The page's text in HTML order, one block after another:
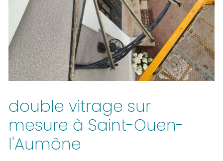
double vitrage sur
mesure à Saint-Ouen-
l'Aumône